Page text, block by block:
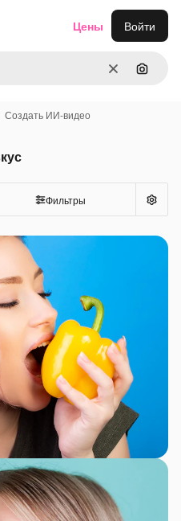
ОчиститьПоиск
Цены Войти
Создать ИИ-видео
Фильтры